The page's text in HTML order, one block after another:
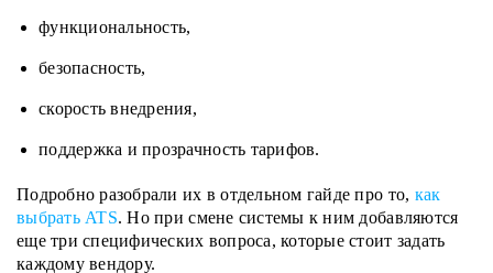
функциональность,
безопасность,
скорость внедрения,
поддержка и прозрачность тарифов.
Подробно разобрали их в отдельном гайде про то, как
выбрать ATS. Но при смене системы к ним добавляются
еще три специфических вопроса, которые стоит задать
каждому вендору.